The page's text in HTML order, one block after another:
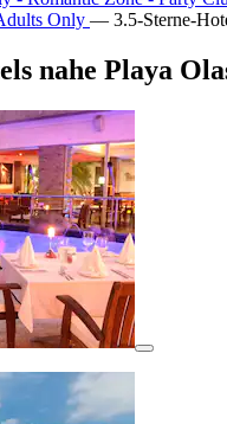
Only — 3.5-Sterne-
nahe Playa